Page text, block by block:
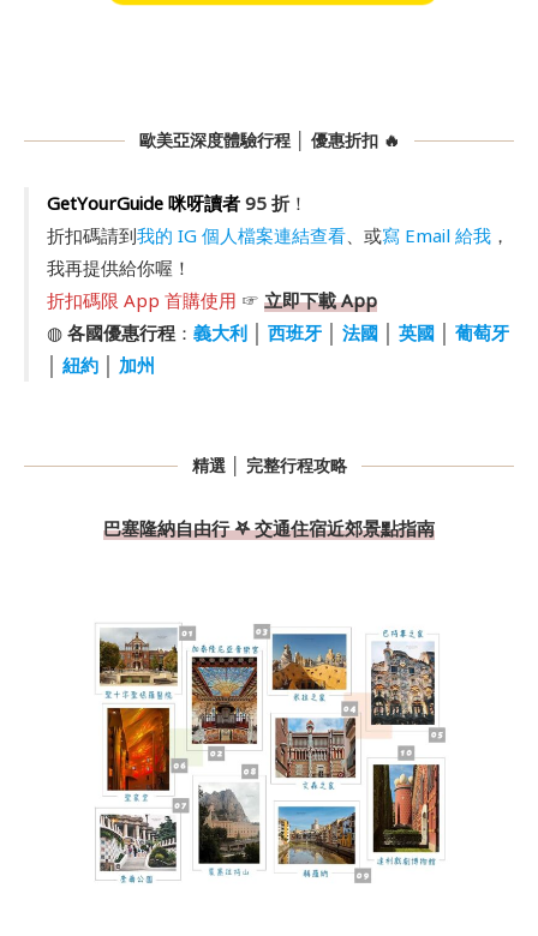
歐美亞深度體驗行程 │ 優惠折扣 🔥
GetYourGuide 咪呀讀者95 折！
折扣碼請到我的 IG 個人檔案連結查看、或寫 Email 給我，
我再提供給你喔！
折扣碼限 App 首購使用 ☞ 立即下載 App
◍ 各國優惠行程： 義大利│ 西班牙│ 法國│ 英國│ 葡萄牙
紐約│ 加州
精選 │ 完整行程攻略
巴塞隆納自由行 𖤐 交通住宿近郊景點指南